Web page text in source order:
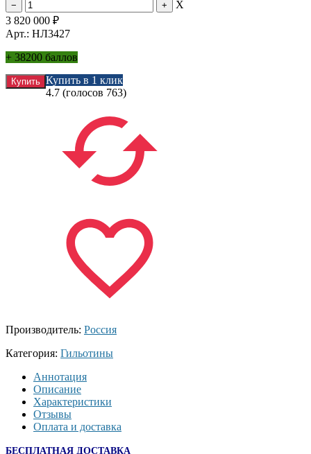
X
3 820 000 ₽
Арт.: НЛ3427
+ 38200 баллов
Купить в 1 клик
4.7 (голосов 763)
Производитель: Россия
Категория: Гильотины
Аннотация
Описание
Характеристики
Отзывы
Оплата и доставка
БЕСПЛАТНАЯ ДОСТАВКА